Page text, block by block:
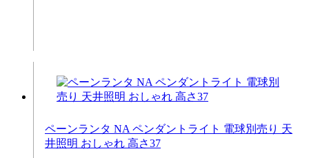
ペーンランタ NA ペンダントライト 電球別売り 天
井照明 おしゃれ 高さ37